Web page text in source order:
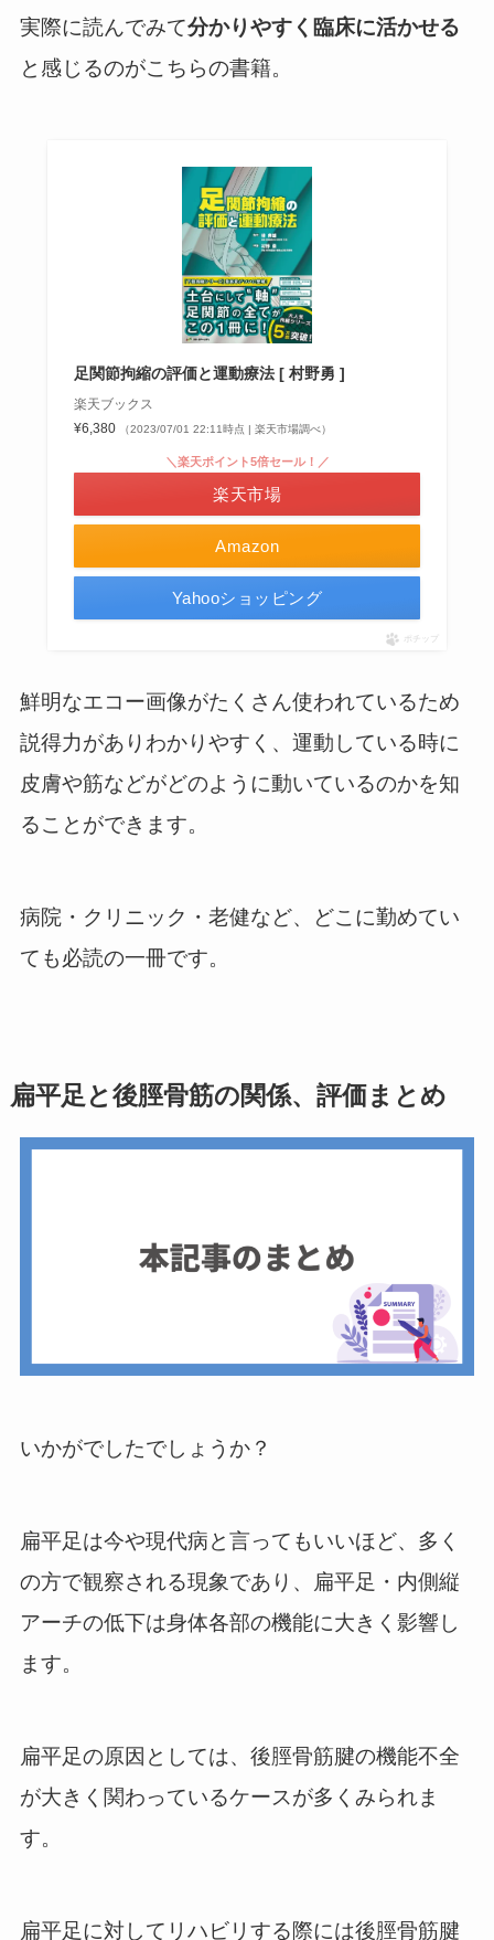
実際に読んでみて分かりやすく臨床に活かせる
と感じるのがこちらの書籍。
足関節拘縮の評価と運動療法 [ 村野勇 ]
楽天ブックス
¥6,380
（2023/07/01 22:11時点 | 楽天市場調べ）
Amazon
＼楽天ポイント5倍セール！／
楽天市場
Yahooショッピング
ポチップ
鮮明なエコー画像がたくさん使われているため
説得力がありわかりやすく、運動している時に
皮膚や筋などがどのように動いているのかを知
ることができます。
病院・クリニック・老健など、どこに勤めてい
ても必読の一冊です。
扁平足と後脛骨筋の関係、評価まとめ
いかがでしたでしょうか？
扁平足は今や現代病と言ってもいいほど、多く
の方で観察される現象であり、扁平足・内側縦
アーチの低下は身体各部の機能に大きく影響し
ます。
扁平足の原因としては、後脛骨筋腱の機能不全
が大きく関わっているケースが多くみられま
す。
扁平足に対してリハビリする際には後脛骨筋腱